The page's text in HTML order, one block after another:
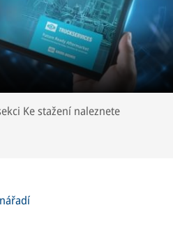
Ke stažení naleznete